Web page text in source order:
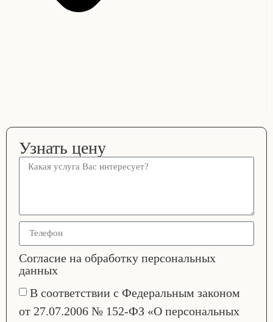
Узнать цену
Согласие на обработку персональных
данных
В соответствии с Федеральным законом
от 27.07.2006 № 152-ФЗ «О персональных